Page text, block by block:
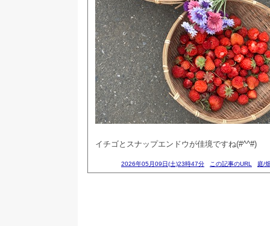
イチゴとスナップエンドウが佳境ですね(#^^#)
2026年05月09日(土)23時47分 この記事のURL 庭/